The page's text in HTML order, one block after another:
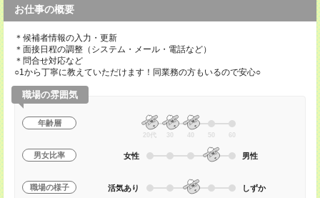
お仕事の概要
＊候補者情報の入力・更新
＊面接日程の調整（システム・メール・電話など）
＊問合せ対応など
○1から丁寧に教えていただけます！同業務の方もいるので安心○
職場の雰囲気
年齢層
20代 30 40 50 60
男女比率 女性 男性
職場の様子 活気あり しずか